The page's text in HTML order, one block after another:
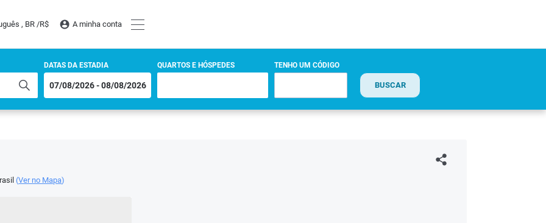
, BR /R$ A minha conta
DATAS DA ESTADIA QUARTOS E HÓSPEDES TENHO UM CÓDIGO
BUSCAR
(Ver no Mapa)